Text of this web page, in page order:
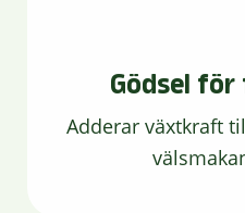
Gödsel
Adderar växtkraft